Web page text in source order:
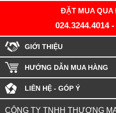
ĐẶT MUA QUA
024.3244.4014-
GIỚI THIỆU
HƯỚNG DẪN MUA HÀNG
LIÊN HỆ - GÓP Ý
CÔNG TY TNHH THƯƠNG